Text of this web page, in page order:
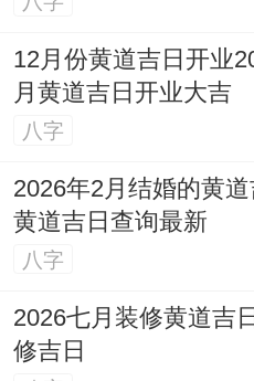
12月份黄道吉日开业
月黄道吉日开业大吉
八字
2026年2月结婚的黄
黄道吉日查询最新
八字
2026七月装修黄道吉
修吉日